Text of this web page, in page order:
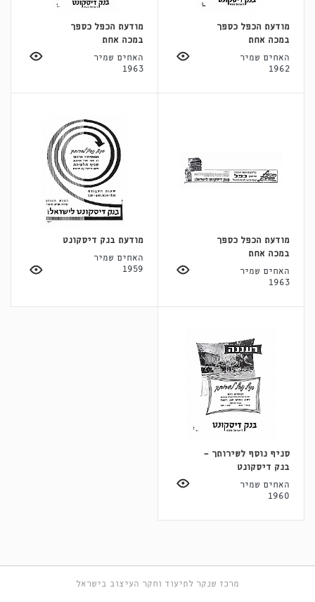
מודעת הכפל כספך
במכה אחת
האחים שמיר
1962
מודעת הכפל כספך
במכה אחת
האחים שמיר
1963
מודעת הכפל כספך
במכה אחת
האחים שמיר
1963
מודעת בנק דיסקונט
האחים שמיר
1959
סניף נוסף לשירותך -
בנק דיסקונט
האחים שמיר
1960
מרכז שנקר לתיעוד וחקר העיצוב בישראל